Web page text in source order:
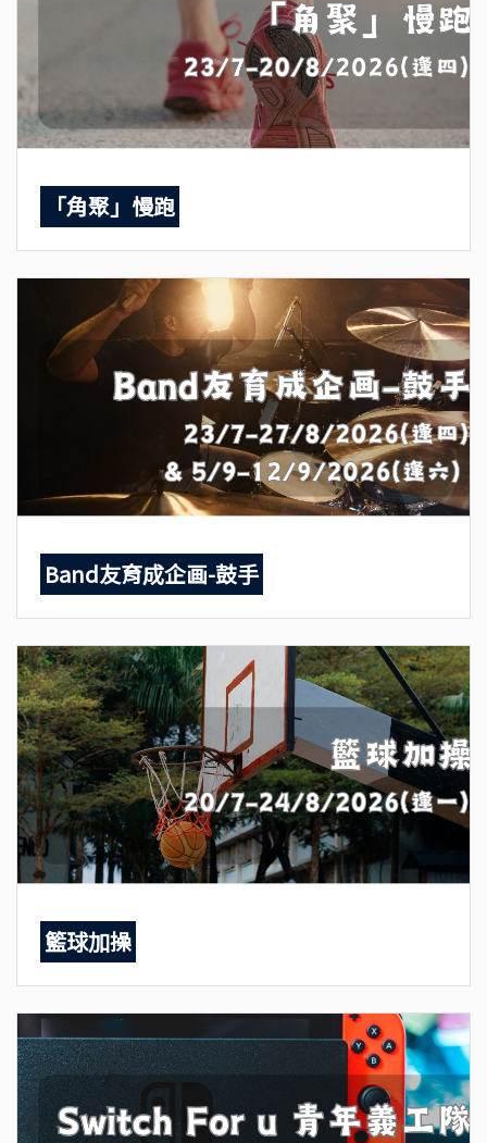
「角聚」慢跑
Band友育成企画-鼓手
籃球加操